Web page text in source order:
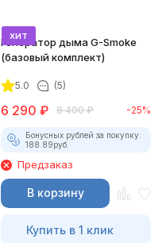
хит
Генератор дыма G-Smoke
(базовый комплект)
5.0 (5)
6 290 ₽ 8 400 ₽ -25%
Бонусных рублей за покупку:
188.89руб.
Предзаказ
В корзину
Купить в 1 клик